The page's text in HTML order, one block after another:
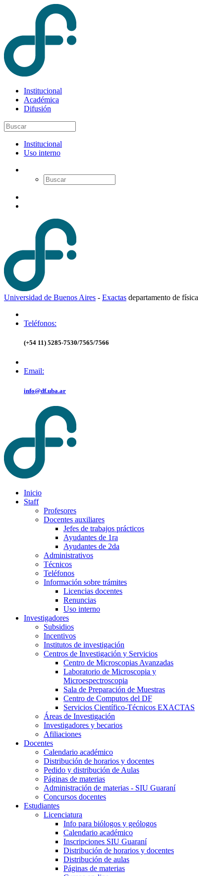
Institucional
Académica
Difusión
Institucional
Uso interno
Universidad de Buenos Aires - Exactas departamento de física
Teléfonos:
(+54 11) 5285-7530/7565/7566
Email:
info@df.uba.ar
Inicio
Staff
Profesores
Docentes auxiliares
Jefes de trabajos prácticos
Ayudantes de 1ra
Ayudantes de 2da
Administrativos
Técnicos
Teléfonos
Información sobre trámites
Licencias docentes
Renuncias
Uso interno
Investigadores
Subsidios
Incentivos
Institutos de investigación
Centros de Investigación y Servicios
Centro de Microscopias Avanzadas
Laboratorio de Microscopia y
Microespectroscopia
Sala de Preparación de Muestras
Centro de Computos del DF
Servicios Científico-Técnicos EXACTAS
Áreas de Investigación
Investigadores y becarios
Afiliaciones
Docentes
Calendario académico
Distribución de horarios y docentes
Pedido y distribución de Aulas
Páginas de materias
Administración de materias - SIU Guaraní
Concursos docentes
Estudiantes
Licenciatura
Info para biólogos y geólogos
Calendario académico
Inscripciones SIU Guaraní
Distribución de horarios y docentes
Distribución de aulas
Páginas de materias